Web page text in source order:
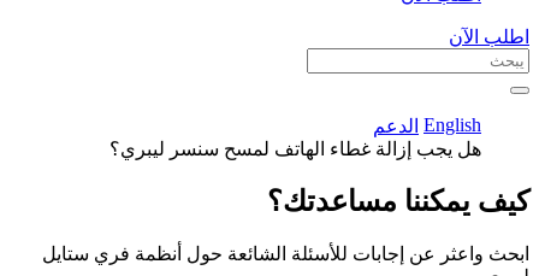
اطلب الآن
English الدعم
هل يجب إزالة غطاء الهاتف لمسح سنسر ليبري؟
كيف يمكننا مساعدتك؟
ابحث واعثر عن إجابات للأسئلة الشائعة حول أنظمة فري ستايل